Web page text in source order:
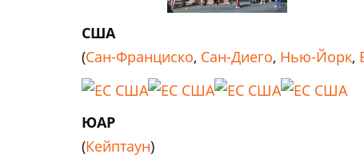
США
(Сан-Франциско, Сан-Диего, Нью-Йорк,
ЮАР
(Кейптаун)